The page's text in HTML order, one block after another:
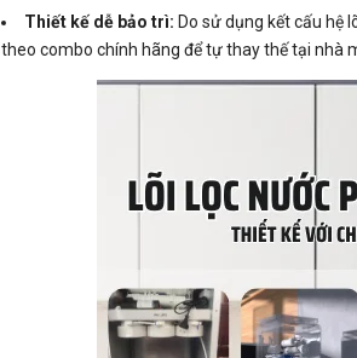
Thiết kế dễ bảo trì: Do sử dụng kết cấu hệ
theo combo chính hãng để tự thay thế tại nhà